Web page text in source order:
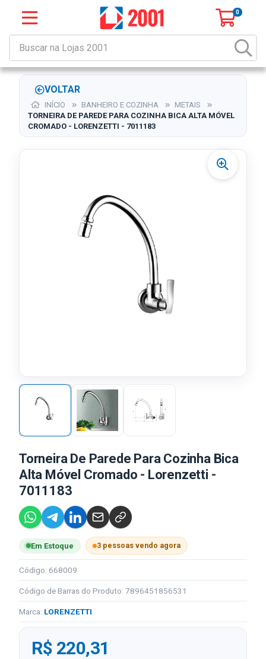
0
VOLTAR
INÍCIO BANHEIRO E COZINHA
METAIS
TORNEIRA DE PAREDE PARA COZINHA BICA ALTA MÓVEL
CROMADO - LORENZETTI - 7011183
Torneira De Parede Para Cozinha Bica
Alta Móvel Cromado - Lorenzetti -
7011183
Em Estoque 3 pessoas vendo agora
Código: 668009
Código de Barras do Produto: 7896451856531
Marca: LORENZETTI
R$ 220,31